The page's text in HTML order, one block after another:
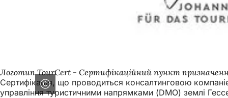
Логотип TourCert - Сертифікаційний пункт
Сертифікація, що проводиться консалтинговою
управління туристичними напрямками (DMO) землі